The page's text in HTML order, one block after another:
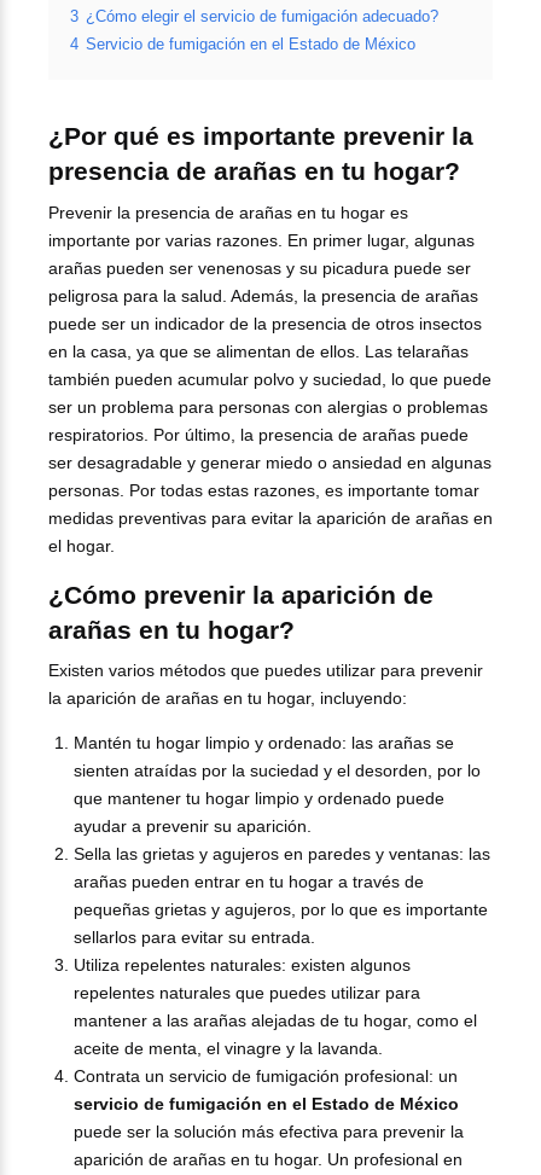
3 ¿Cómo elegir el servicio de fumigación adecuado?
4 Servicio de fumigación en el Estado de México
¿Por qué es importante prevenir la
presencia de arañas en tu hogar?
Prevenir la presencia de arañas en tu hogar es
importante por varias razones. En primer lugar, algunas
arañas pueden ser venenosas y su picadura puede ser
peligrosa para la salud. Además, la presencia de arañas
puede ser un indicador de la presencia de otros insectos
en la casa, ya que se alimentan de ellos. Las telarañas
también pueden acumular polvo y suciedad, lo que puede
ser un problema para personas con alergias o problemas
respiratorios. Por último, la presencia de arañas puede
ser desagradable y generar miedo o ansiedad en algunas
personas. Por todas estas razones, es importante tomar
medidas preventivas para evitar la aparición de arañas en
el hogar.
¿Cómo prevenir la aparición de
arañas en tu hogar?
Existen varios métodos que puedes utilizar para prevenir
la aparición de arañas en tu hogar, incluyendo:
Mantén tu hogar limpio y ordenado: las arañas se
sienten atraídas por la suciedad y el desorden, por lo
que mantener tu hogar limpio y ordenado puede
ayudar a prevenir su aparición.
Sella las grietas y agujeros en paredes y ventanas: las
arañas pueden entrar en tu hogar a través de
pequeñas grietas y agujeros, por lo que es importante
sellarlos para evitar su entrada.
Utiliza repelentes naturales: existen algunos
repelentes naturales que puedes utilizar para
mantener a las arañas alejadas de tu hogar, como el
aceite de menta, el vinagre y la lavanda.
Contrata un servicio de fumigación profesional: un
servicio de fumigación en el Estado de México
puede ser la solución más efectiva para prevenir la
aparición de arañas en tu hogar. Un profesional en